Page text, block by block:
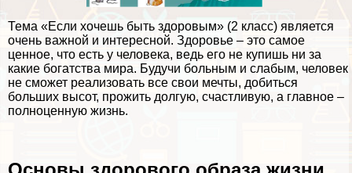
Тема «Если хочешь быть здоровым» (2 класс) является
очень важной и интересной. Здоровье – это самое
ценное, что есть у человека, ведь его не купишь ни за
какие богатства мира. Будучи больным и слабым, человек
не сможет реализовать все свои мечты, добиться
больших высот, прожить долгую, счастливую, а главное –
полноценную жизнь.